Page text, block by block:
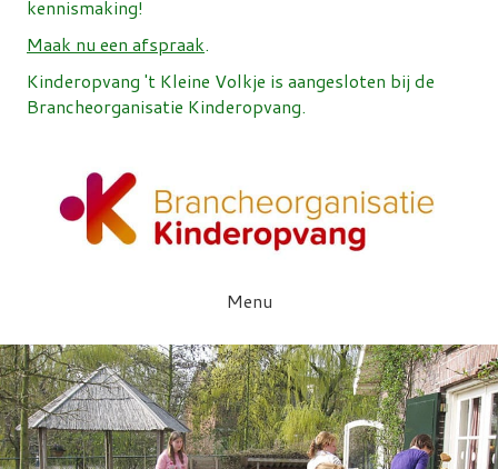
Menu
kennismaking!
Maak nu een afspraak.
Kinderopvang 't Kleine Volkje is aangesloten bij de
Brancheorganisatie Kinderopvang.